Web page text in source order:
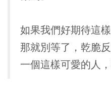
如果我們好期待這
那就別等了，乾脆
一個這樣可愛的人